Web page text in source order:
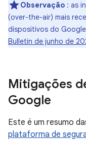
Observação : as
(over-the-air) mais
dispositivos do
Bulletin de junho de
Mitigações
Google
Este é um resumo
plataforma de